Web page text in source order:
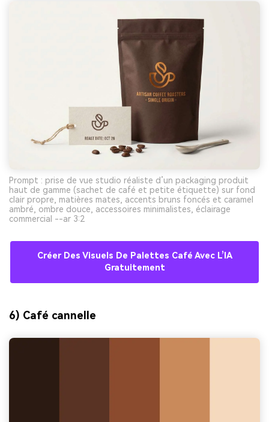
Prompt : prise de vue studio réaliste d’un packaging produit
haut de gamme (sachet de café et petite étiquette) sur fond
clair propre, matières mates, accents bruns foncés et caramel
ambré, ombre douce, accessoires minimalistes, éclairage
commercial --ar 3:2
Créer Des Visuels De Palettes Café Avec L’IA
Gratuitement
6) Café cannelle